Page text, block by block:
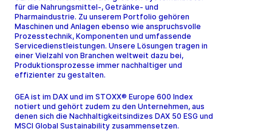
für die Nahrungsmittel-, Getränke- und
Pharmaindustrie. Zu unserem Portfolio gehören
Maschinen und Anlagen ebenso wie anspruchsvolle
Prozesstechnik, Komponenten und umfassende
Servicedienstleistungen. Unsere Lösungen tragen in
einer Vielzahl von Branchen weltweit dazu bei,
Produktionsprozesse immer nachhaltiger und
effizienter zu gestalten.
GEA ist im DAX und im STOXX® Europe 600 Index
notiert und gehört zudem zu den Unternehmen, aus
denen sich die Nachhaltigkeitsindizes DAX 50 ESG und
MSCI Global Sustainability zusammensetzen.